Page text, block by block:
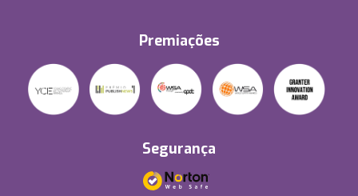
Premiações
Segurança